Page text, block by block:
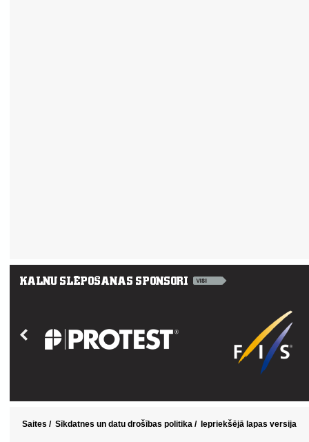
Saites / Sīkdatnes un datu drošības politika / Iepriekšējā lapas versija